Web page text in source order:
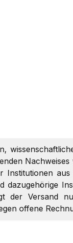
Nachweises
Institutionen
dazugehörige
der Versand
offene